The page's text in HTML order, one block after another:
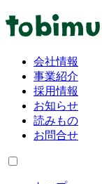
会社情報
事業紹介
採用情報
お知らせ
読みもの
お問合せ